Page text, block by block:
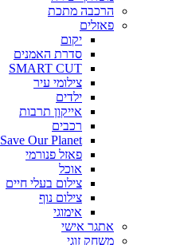
הרכבה מתכת
פאזלים
יקום
סדרת האמנים
SMART CUT
צילומי עיר
ילדים
אייקון תרבות
רכבים
Save Our Planet
פאזל פנורמי
אוכל
צילום בעלי חיים
צילום נוף
אימוגי
אתגר אישי
משחק זוגי